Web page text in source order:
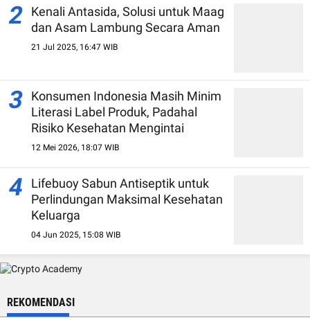
2
Kenali Antasida, Solusi untuk Maag
dan Asam Lambung Secara Aman
21 Jul 2025, 16:47 WIB
3
Konsumen Indonesia Masih Minim
Literasi Label Produk, Padahal
Risiko Kesehatan Mengintai
12 Mei 2026, 18:07 WIB
4
Lifebuoy Sabun Antiseptik untuk
Perlindungan Maksimal Kesehatan
Keluarga
04 Jun 2025, 15:08 WIB
REKOMENDASI